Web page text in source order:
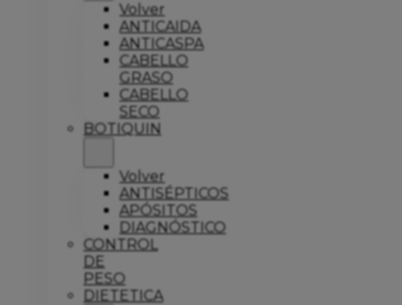
Volver
ANTICAIDA
ANTICASPA
CABELLO
GRASO
CABELLO
SECO
BOTIQUIN
Volver
ANTISÉPTICOS
APÓSITOS
DIAGNÓSTICO
CONTROL
DE
PESO
DIETETICA